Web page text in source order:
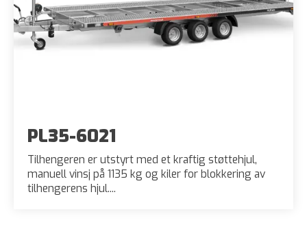
PL35-6021
Tilhengeren er utstyrt med et kraftig støttehjul,
manuell vinsj på 1135 kg og kiler for blokkering av
tilhengerens hjul....